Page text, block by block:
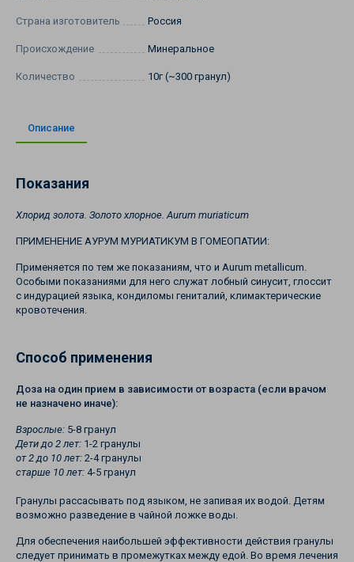
Страна изготовитель Россия
Происхождение Минеральное
Количество 10г (~300 гранул)
Описание
Показания
Хлорид золота. Золото хлорное. Aurum muriaticum
ПРИМЕНЕНИЕ АУРУМ МУРИАТИКУМ В ГОМЕОПАТИИ:
Применяется по тем же показаниям, что и Aurum metallicum.
Особыми показаниями для него служат лобный синусит, глоссит
с индурацией языка, кондиломы гениталий, кли­мактерические
кровотечения.
Способ применения
Доза на один прием в зависимости от возраста (если врачом
не назначено иначе):
Взрослые: 5-8 гранул
Дети до 2 лет: 1-2 гранулы
от 2 до 10 лет: 2-4 гранулы
старше 10 лет: 4-5 гранул
Гранулы рассасывать под языком, не запивая их водой. Детям
возможно разведение в чайной ложке воды.
Для обеспечения наибольшей эффективности действия гранулы
следует принимать в промежутках между едой. Во время лечения